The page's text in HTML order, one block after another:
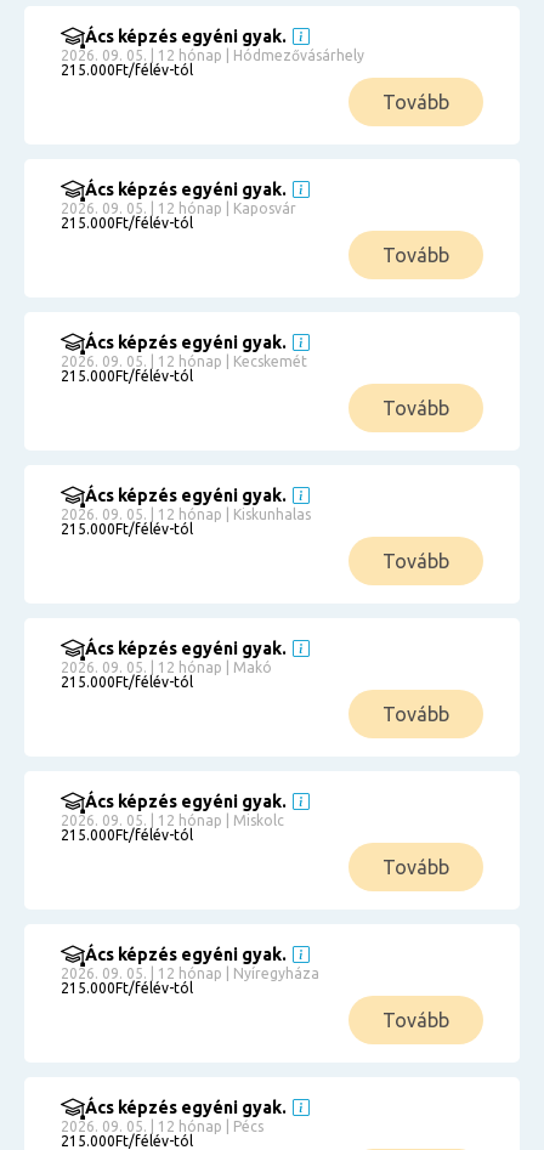
Ács képzés egyéni gyak.
2026. 09. 05. | 12 hónap | Hódmezővásárhely
215.000Ft/félév-tól
Tovább
Ács képzés egyéni gyak.
2026. 09. 05. | 12 hónap | Kaposvár
215.000Ft/félév-tól
Tovább
Ács képzés egyéni gyak.
2026. 09. 05. | 12 hónap | Kecskemét
215.000Ft/félév-tól
Tovább
Ács képzés egyéni gyak.
2026. 09. 05. | 12 hónap | Kiskunhalas
215.000Ft/félév-tól
Tovább
Ács képzés egyéni gyak.
2026. 09. 05. | 12 hónap | Makó
215.000Ft/félév-tól
Tovább
Ács képzés egyéni gyak.
2026. 09. 05. | 12 hónap | Miskolc
215.000Ft/félév-tól
Tovább
Ács képzés egyéni gyak.
2026. 09. 05. | 12 hónap | Nyíregyháza
215.000Ft/félév-tól
Tovább
Ács képzés egyéni gyak.
2026. 09. 05. | 12 hónap | Pécs
215.000Ft/félév-tól